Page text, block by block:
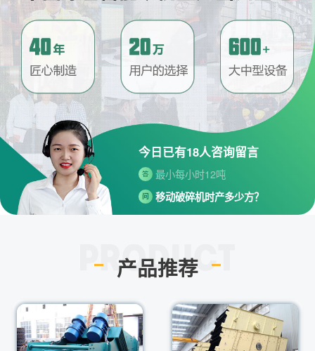
今日已有18人咨询留言
问 请问厂家地址在哪？
答
河南省郑州市高新技术开发区梧
桐街与红松路交叉口中国高端矿
机生产出口基地园区
问 制砂机最小的产量是多少？
答 每小时30-300方的型号都有。
问 小型的制砂机类型有哪些？
砂机，HX制砂机等
问 请问厂家地址在哪？
答
河南省郑州市高新技术开发区梧
产品推荐